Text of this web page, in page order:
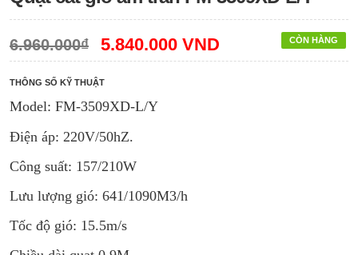
CÒN HÀNG
6.960.000₫ 5.840.000 VND
THÔNG SỐ KỸ THUẬT
Model: FM-3509XD-L/Y
Điện áp: 220V/50hZ.
Công suất: 157/210W
Lưu lượng gió: 641/1090M3/h
Tốc độ gió: 15.5m/s